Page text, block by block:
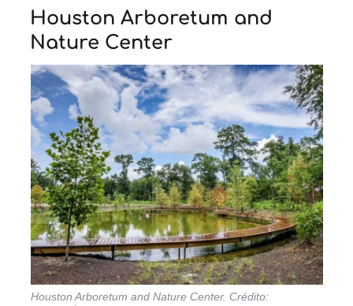
Houston Arboretum and
Nature Center
Houston Arboretum and Nature Center. Crédito: